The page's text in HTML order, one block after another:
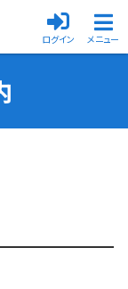
メニュー
ログイン